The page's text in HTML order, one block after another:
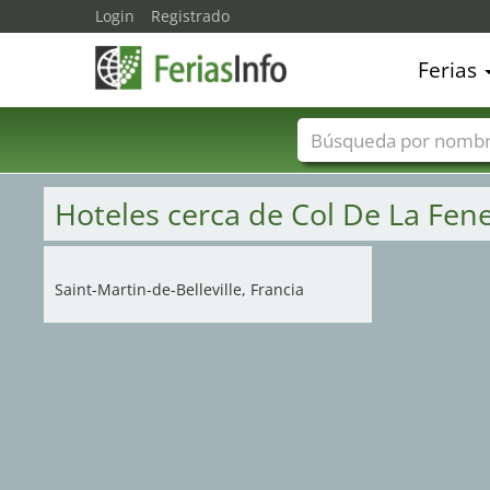
Hoteles cerca de Col De La
Saint-Martin-de-Belleville, Francia
Login Registrado
Ferias
Nombres de ferias